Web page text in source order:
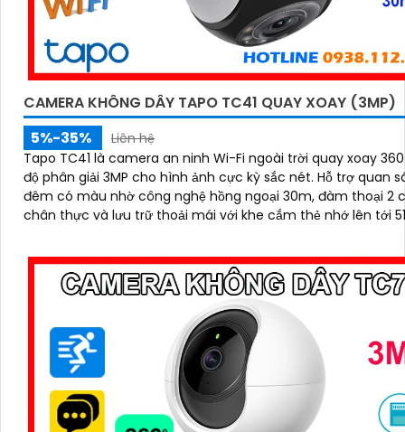
CAMERA KHÔNG DÂY TAPO TC41 QUAY XOAY (3MP)
5%-35%
Liên hệ
Tapo TC41 là camera an ninh Wi-Fi ngoài trời quay xoay
độ phân giải 3MP cho hình ảnh cực kỳ sắc nét. Hỗ trợ quan sát ban
đêm có màu nhờ công nghệ hồng ngoại 30m, đàm thoại 2
chân thực và lưu trữ thoải mái với khe cắm thẻ nhớ lên tới